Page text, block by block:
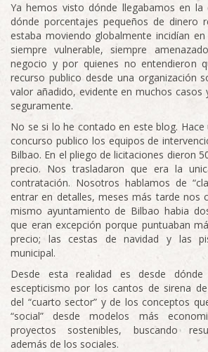
Ya hemos visto dónde llegabamos en la
dónde porcentajes pequeños de dinero
estaba moviendo globalmente incidían en
siempre vulnerable, siempre
negocio y por quienes no entendieron
recurso publico desde una organización
valor añadido, evidente en muchos
seguramente.
No se si lo he contado en este blog.
concurso publico los equipos de
Bilbao. En el pliego de licitaciones dieron
precio. Nos trasladaron que era la
contratación. Nosotros hablamos de
entrar en detalles, meses más tarde nos
mismo ayuntamiento de Bilbao habia
que eran excepción porque puntuaban
precio; las cestas de navidad y las
municipal.
Desde esta realidad es desde
escepticismo por los cantos de sirena de
del “cuarto sector” y de los conceptos
“social” desde modelos más
proyectos sostenibles, buscando
además de los sociales.